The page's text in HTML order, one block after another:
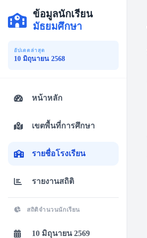
ข้อมูลนักเรียน
มัธยมศึกษา
อัปเดตล่าสุด
10 มิถุนายน 2568
หน้าหลัก
เขตพื้นที่การศึกษา
รายชื่อโรงเรียน
รายงานสถิติ
สถิติจำนวนนักเรียน
10 มิถุนายน 2569